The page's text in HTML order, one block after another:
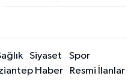
Siyaset
Spor
Haber Resmi İlanlar